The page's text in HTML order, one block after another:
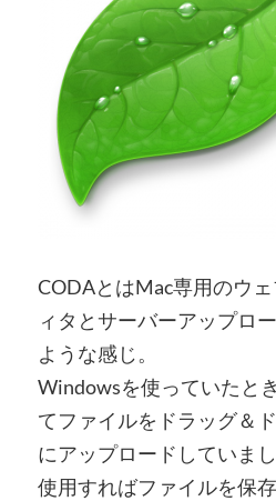
CODAとはMac専用のウ
ィタとサーバーアップロ
ような感じ。
Windowsを使っていたと
てファイルをドラッグ＆
にアップロードしていま
使用すればファイルを保